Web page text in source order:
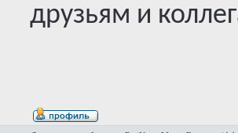
друзьям и